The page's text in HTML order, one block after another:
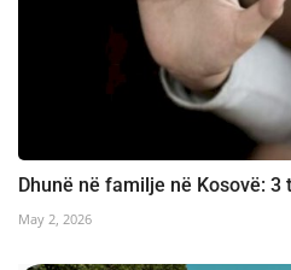
Dhunë në familje në Kosovë:
May 2, 2026